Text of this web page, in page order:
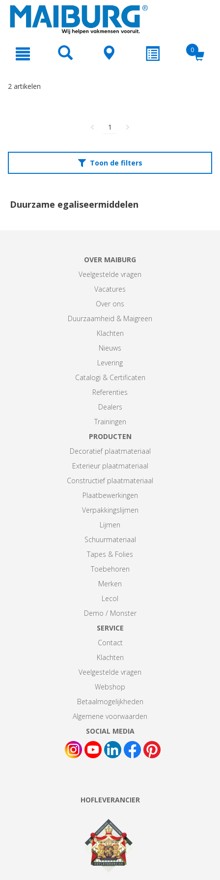
text.skipToNavigation
0
2 artikelen
1
Toon de filters
Duurzame egaliseermiddelen
OVER MAIBURG
Veelgestelde vragen
Vacatures
Over ons
Duurzaamheid & Maigreen
Klachten
Nieuws
Levering
Catalogi & Certificaten
Referenties
Dealers
Trainingen
PRODUCTEN
Decoratief plaatmateriaal
Exterieur plaatmateriaal
Constructief plaatmateriaal
Plaatbewerkingen
Verpakkingslijmen
Lijmen
Schuurmateriaal
Tapes & Folies
Toebehoren
Merken
Lecol
Demo / Monster
SERVICE
Contact
Klachten
Veelgestelde vragen
Webshop
Betaalmogelijkheden
Algemene voorwaarden
SOCIAL MEDIA
HOFLEVERANCIER